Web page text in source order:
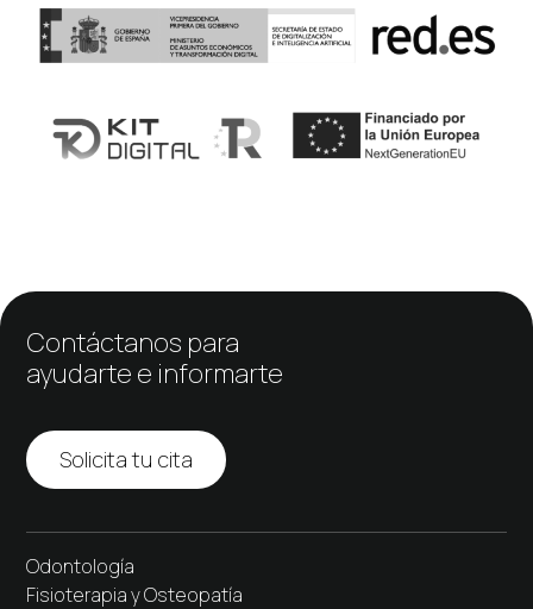
Contáctanos para
ayudarte e informarte
Solicita tu cita
Odontología
Fisioterapia y Osteopatía